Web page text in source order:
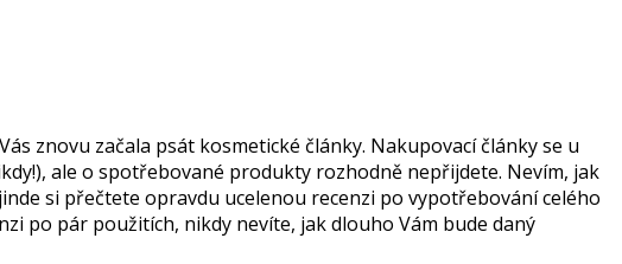
znovu začala psát kosmetické články. Nakupovací články se u
ale o spotřebované produkty rozhodně nepřijdete. Nevím, jak
si přečtete opravdu ucelenou recenzi po vypotřebování celého
po pár použitích, nikdy nevíte, jak dlouho Vám bude daný